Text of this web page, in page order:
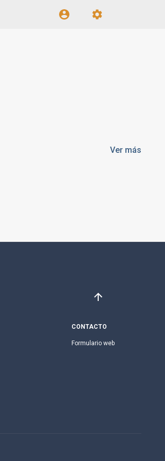
Ver más
CONTACTO
Formulario web